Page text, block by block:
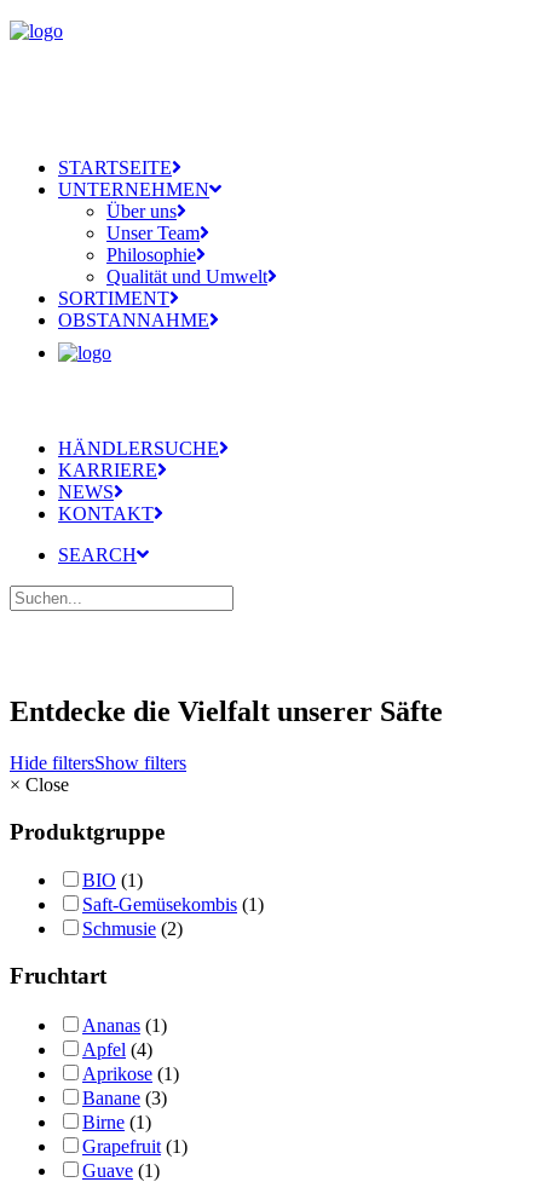
STARTSEITE
UNTERNEHMEN
Über uns
Unser Team
Philosophie
Qualität und Umwelt
SORTIMENT
OBSTANNAHME
HÄNDLERSUCHE
KARRIERE
NEWS
KONTAKT
SEARCH
Entdecke die Vielfalt unserer Säfte
Hide filtersShow filters
× Close
Produktgruppe
BIO (1)
Saft-Gemüsekombis (1)
Schmusie (2)
Fruchtart
Ananas (1)
Apfel (4)
Aprikose (1)
Banane (3)
Birne (1)
Grapefruit (1)
Guave (1)